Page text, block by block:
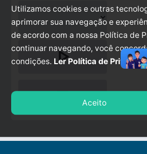
play_arrow
stop
Utilizamos cookies e outras
aprimorar sua navegação e
de acordo com a nossa Política de
continuar navegando, você
condições. Ler Política de
Aceito